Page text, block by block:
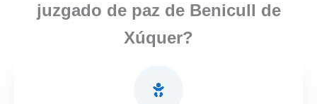
juzgado de paz de Benicull de
Xúquer?